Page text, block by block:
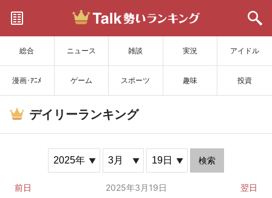
総合 ニュース 雑談 実況 アイドル
漫画･ｱﾆﾒ ゲーム スポーツ 趣味 投資
サイトを更新
デイリーランキング
検索
前日 2025年3月19日 翌日